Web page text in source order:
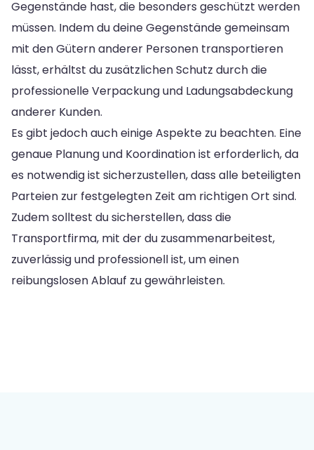
Gegenstände hast, die besonders geschützt werden
müssen. Indem du deine Gegenstände gemeinsam
mit den Gütern anderer Personen transportieren
lässt, erhältst du zusätzlichen Schutz durch die
professionelle Verpackung und Ladungsabdeckung
anderer Kunden.
Es gibt jedoch auch einige Aspekte zu beachten. Eine
genaue Planung und Koordination ist erforderlich, da
es notwendig ist sicherzustellen, dass alle beteiligten
Parteien zur festgelegten Zeit am richtigen Ort sind.
Zudem solltest du sicherstellen, dass die
Transportfirma, mit der du zusammenarbeitest,
zuverlässig und professionell ist, um einen
reibungslosen Ablauf zu gewährleisten.